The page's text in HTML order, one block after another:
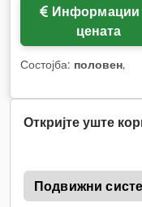
цената
Состојба: половен,
Откријте уште
Подвижни